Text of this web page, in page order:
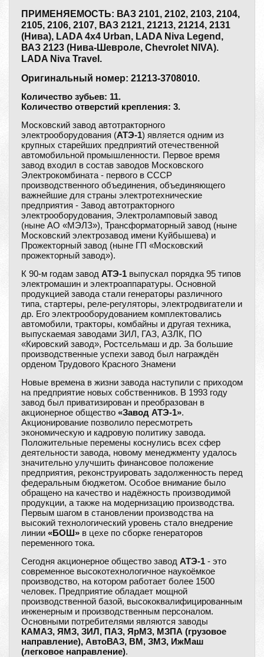
ПРИМЕНЯЕМОСТЬ: ВАЗ 2101, 2102, 2103, 2104,
2105, 2106, 2107, ВАЗ 2121, 21213, 21214, 2131
(Нива), LADA 4x4 Urban, LADA Niva Legend,
ВАЗ 2123 (Нива-Шевроле, Chevrolet NIVA).
LADA Niva Travel.
Оригинальный номер: 21213-3708010.
Количество зубьев: 11.
Количество отверстий крепления: 3.
Московский завод автотракторного
электрооборудования (АТЭ-1) является одним из
крупных старейших предприятий отечественной
автомобильной промышленности. Первое время
завод входил в состав заводов Московского
Электрокомбината - первого в СССР
производственного объединения, объединяющего
важнейшие для страны электротехнические
предприятия - Завод автотракторного
электрооборудования, Электроламповый завод
(ныне АО «МЭЛЗ»), Трансформаторный завод (ныне
Московский электрозавод имени Куйбышева) и
Прожекторный завод (ныне ГП «Московский
прожекторный завод»).
К 90-м годам завод АТЭ-1 выпускал порядка 95 типов
электромашин и электроаппаратуры. Основной
продукцией завода стали генераторы различного
типа, стартеры, реле-регуляторы, электродвигатели и
др. Его электрооборудованием комплектовались
автомобили, тракторы, комбайны и другая техника,
выпускаемая заводами ЗИЛ, ГАЗ, АЗЛК, ПО
«Кировский завод», Ростсельмаш и др. За большие
производственные успехи завод был награждён
орденом Трудового Красного Знамени
Новые времена в жизни завода наступили с приходом
на предприятие новых собственников. В 1993 году
завод был приватизирован и преобразован в
акционерное общество «Завод АТЭ-1».
Акционирование позволило пересмотреть
экономическую и кадровую политику завода.
Положительные перемены коснулись всех сфер
деятельности завода, новому менеджменту удалось
значительно улучшить финансовое положение
предприятия, реконструировать задолженность перед
федеральным бюджетом. Особое внимание было
обращено на качество и надёжность производимой
продукции, а также на модернизацию производства.
Первым шагом в становлении производства на
высокий технологический уровень стало внедрение
линии «БОШ» в цехе по сборке генераторов
переменного тока.
Cегодня акционерное общество завод АТЭ-1 - это
современное высокотехнологичное наукоёмкое
производство, на котором работает более 1500
человек. Предприятие обладает мощной
производственной базой, высококвалифицированным
инженерным и производственным персоналом.
Основными потребителями являются заводы
КАМАЗ, ЯМЗ, ЗИЛ, ПАЗ, ЯрМЗ, МЗПА (грузовое
направление), АвтоВАЗ, ВМ, ЗМЗ, ИжМаш
(легковое направление).